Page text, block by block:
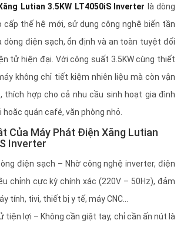
Lutian 3.5KW LT4050iS Inverter là dòng
cấp thế hệ mới, sử dụng công nghệ biến tần
dòng điện sạch, ổn định và an toàn tuyệt đối
tử hiện đại. Với công suất 3.5KW cùng thiết
không chỉ tiết kiệm nhiên liệu mà còn vận
thích hợp cho cả nhu cầu sinh hoạt gia đình
hoặc quán café, văn phòng nhỏ.
Của Máy Phát Điện Xăng Lutian
Inverter
điện sạch – Nhờ công nghệ inverter, điện
chỉnh cực kỳ chính xác (220V – 50Hz), đảm
tính, tivi, thiết bị y tế, máy CNC...
tiện lợi – Không cần giật tay, chỉ cần ấn nút là